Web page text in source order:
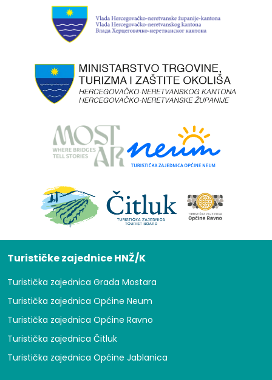
Turističke zajednice HNŽ/K
Turistička zajednica Grada Mostara
Turistička zajednica Općine Neum
Turistička zajednica Općine Ravno
Turistička zajednica Čitluk
Turistička zajednica Općine Jablanica